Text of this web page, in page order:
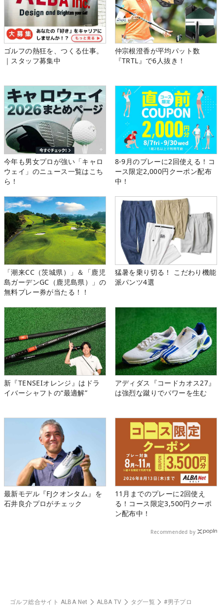
ゴルフの熱狂を、つくる仕事。
｜スタッフ募集中
仲宗根澄香が平均パット数
『TRTL』で6人抜き！
今年も男女プロが強い「キャロ
ウェイ」のニュース一覧はこち
ら！
8-9月のプレーに2回使える！コ
ース限定2,000円クーポン配布
中！
「潮来CC（茨城県）」＆「鹿児
島ガーデンGC（鹿児島県）」の
無料プレー券が当たる！！
猛暑を乗り切る！ こだわり機能
派パンツ4選
新『TENSEIオレンジ』はドラ
イバーシャフトの“最適解”
アディダス『コードカオス27』
は強烈な蹴りでパワーを生む
最新モデル『FJクオンタム』を
石井良介プロがチェック
11月までのプレーに2回使え
る！コース限定3,500円クーポ
ン配布中！
Recommended by
ゴルフ総合サイト ALBA Net ALBA TV タグ一覧 #男子プロ